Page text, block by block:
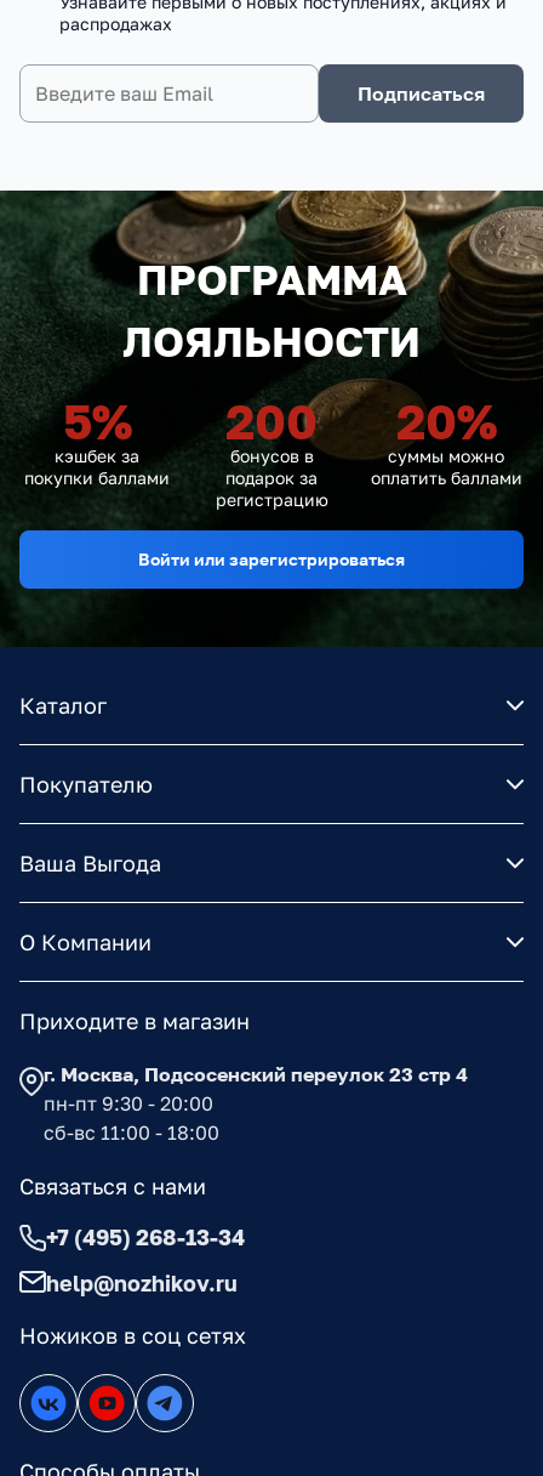
распродажах
Подписаться
ПРОГРАММА
ЛОЯЛЬНОСТИ
5%
кэшбек за
покупки баллами
200
бонусов в
подарок за
регистрацию
20%
суммы можно
оплатить баллами
Войти или зарегистрироваться
Каталог
Покупателю
Ваша Выгода
О Компании
Ножиков в соц сетях
Приходите в магазин
г. Москва, Подсосенский переулок 23 стр 4
пн-пт 9:30 - 20:00
сб-вс 11:00 - 18:00
Связаться с нами
+7 (495) 268-13-34
help@nozhikov.ru